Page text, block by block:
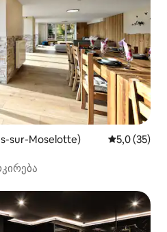
sur-Moselotte) საშუალო
5,0 (35)